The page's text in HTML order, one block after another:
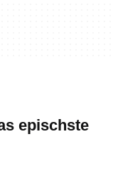
epischste